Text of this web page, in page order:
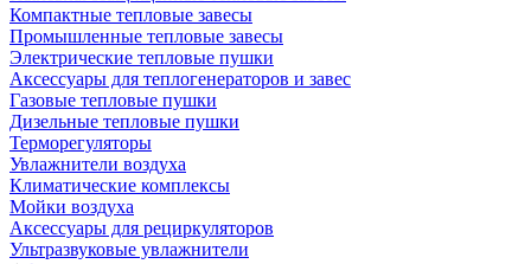
Компактные тепловые завесы
Промышленные тепловые завесы
Электрические тепловые пушки
Аксессуары для теплогенераторов и завес
Газовые тепловые пушки
Дизельные тепловые пушки
Терморегуляторы
Увлажнители воздуха
Климатические комплексы
Мойки воздуха
Аксессуары для рециркуляторов
Ультразвуковые увлажнители